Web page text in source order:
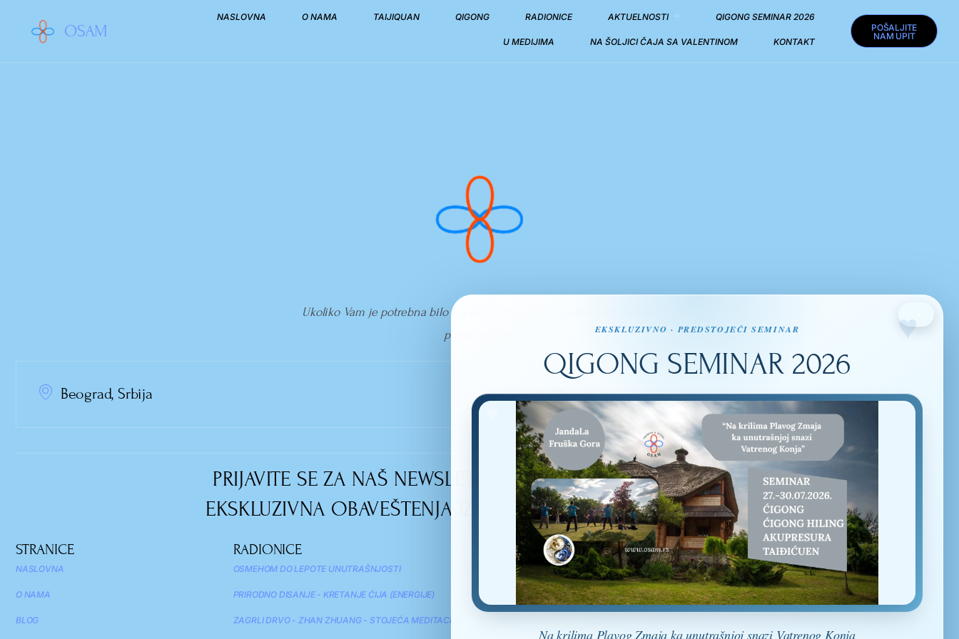
OSAM
NASLOVNA O NAMA TAIJIQUAN QIGONG RADIONICE AKTUELNOSTI QIGONG SEMINAR 2026
U MEDIJIMA NA ŠOLJICI ČAJA SA VALENTINOM KONTAKT
POŠALJITE
NAM UPIT
Ukoliko Vam je potrebna bilo kakva informacija, slobodno nam možete
poslati e-mail!
Beograd, Srbija info@osam.rs
PRIJAVITE SE ZA NAŠ NEWSLETTER I SVAKODNEVNO PRIMAJTE
EKSKLUZIVNA OBAVEŠTENJA IZ SVETA TAIJIQUANA I QIGONGA.
STRANICE
NASLOVNA
O NAMA
BLOG
RADIONICE
OSMEHOM DO LEPOTE UNUTRAŠNJOSTI
PRIRODNO DISANJE - KRETANJE ĆIJA (ENERGIJE)
ZAGRLI DRVO - ZHAN ZHUANG - STOJEĆA MEDITACIJA
VEŠTINE KOJE IZUČAVAMO
TAIJIQUAN
QI GONG
ZAPRATITE NAS
EKSKLUZIVNO · PREDSTOJEĆI SEMINAR
QIGONG SEMINAR 2026
Na krilima Plavog Zmaja ka unutrašnjoj snazi Vatrenog Konja